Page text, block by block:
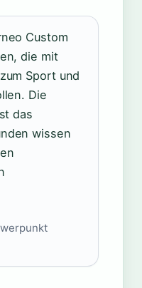
Custom
die mit
Sport und
Die
das
wissen